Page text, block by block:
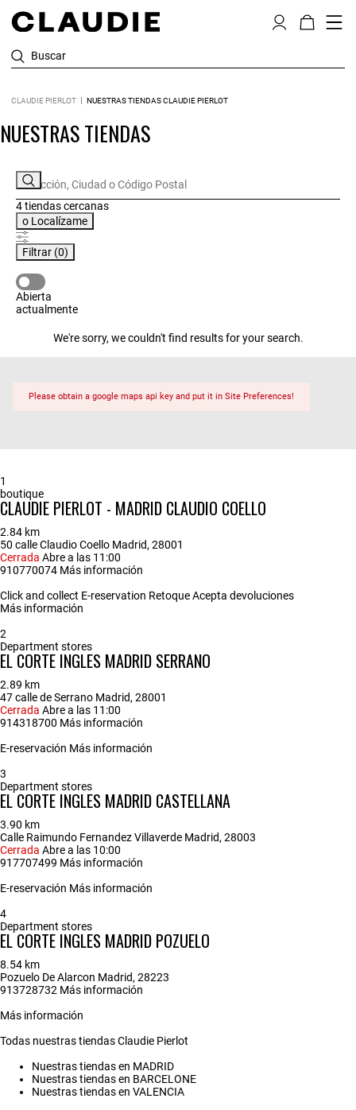
Buscar
CLAUDIE PIERLOT NUESTRAS TIENDAS CLAUDIE PIERLOT
NUESTRAS TIENDAS
4 tiendascercanas
o Localízame
Filtrar (0)
Abierta
actualmente
We're sorry, we couldn't find results for your search.
Please obtain a google maps api key and put it in Site Preferences!
1
boutique
CLAUDIE PIERLOT - MADRID CLAUDIO COELLO
2.84 km
50 calle Claudio Coello Madrid, 28001
Cerrada Abre a las 11:00
910770074 Más información
Click and collect E-reservation RetoqueAcepta devoluciones
Más información
2
Department stores
EL CORTE INGLES MADRID SERRANO
2.89 km
47 calle de Serrano Madrid, 28001
Cerrada Abre a las 11:00
914318700 Más información
E-reservación Más información
3
Department stores
EL CORTE INGLES MADRID CASTELLANA
3.90 km
Calle Raimundo Fernandez Villaverde Madrid, 28003
Cerrada Abre a las 10:00
917707499 Más información
E-reservación Más información
4
Department stores
EL CORTE INGLES MADRID POZUELO
8.54 km
Pozuelo De Alarcon Madrid, 28223
913728732 Más información
Más información
Todas nuestras tiendas Claudie Pierlot
Nuestras tiendas en MADRID
Nuestras tiendas en BARCELONE
Nuestras tiendas en VALENCIA